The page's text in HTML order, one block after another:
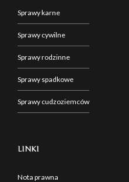
Sprawy karne
Sprawy cywilne
Sprawy rodzinne
Sprawy spadkowe
Sprawy cudzoziemców
LINKI
Nota prawna